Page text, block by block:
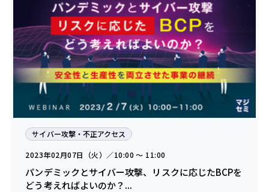
サイバー攻撃・不正アクセス
2023年02月07日（火）／10:00 〜 11:00
パンデミックとサイバー攻撃、リスクに応じたBCPを
どう考えればよいのか？...